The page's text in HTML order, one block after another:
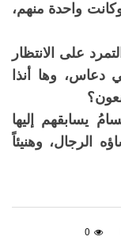
واحدة منهم،
على الانتظار
دعاس، وها أنذا
يسابقهم إليها
الرجال، وهنيئاً
0